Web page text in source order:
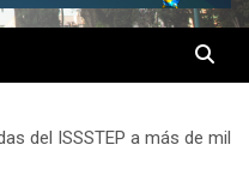
del ISSSTEP a más de mil